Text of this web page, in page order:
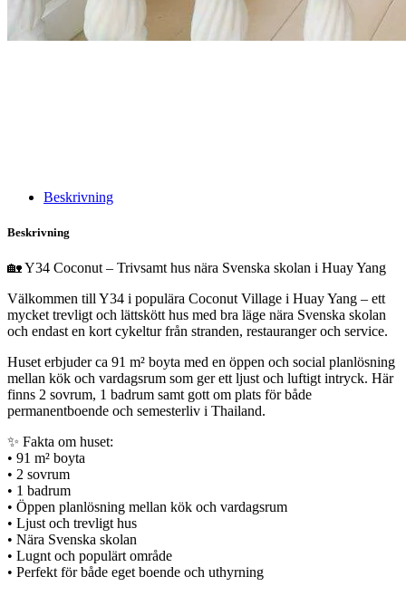
Beskrivning
Beskrivning
🏡 Y34 Coconut – Trivsamt hus nära Svenska skolan i Huay Yang
Välkommen till Y34 i populära Coconut Village i Huay Yang – ett
mycket trevligt och lättskött hus med bra läge nära Svenska skolan
och endast en kort cykeltur från stranden, restauranger och service.
Huset erbjuder ca 91 m² boyta med en öppen och social planlösning
mellan kök och vardagsrum som ger ett ljust och luftigt intryck. Här
finns 2 sovrum, 1 badrum samt gott om plats för både
permanentboende och semesterliv i Thailand.
✨ Fakta om huset:
• 91 m² boyta
• 2 sovrum
• 1 badrum
• Öppen planlösning mellan kök och vardagsrum
• Ljust och trevligt hus
• Nära Svenska skolan
• Lugnt och populärt område
• Perfekt för både eget boende och uthyrning